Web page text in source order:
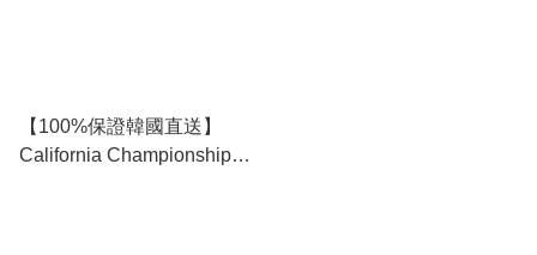
【100%保證韓國直送】
California Championship